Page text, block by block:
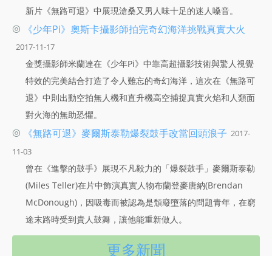
新片《無路可退》中展現滄桑又男人味十足的迷人嗓音。
◎ 《少年Pi》奧斯卡攝影師拍完奇幻海洋挑戰真實大火
2017-11-17
金獎攝影師米蘭達在《少年Pi》中靠高超攝影技術與驚人視覺
特效的完美結合打造了令人難忘的奇幻海洋，這次在《無路可
退》中則出動空拍無人機和直升機高空捕捉真實火焰和人類面
對火海的無助恐懼。
◎ 《無路可退》麥爾斯泰勒爆裂鼓手改當回頭浪子 2017-
11-03
曾在《進擊的鼓手》展現不凡毅力的「爆裂鼓手」麥爾斯泰勒
(Miles Teller)在片中飾演真實人物布蘭登麥唐納(Brendan
McDonough)，因吸毒而被認為是頹廢墮落的問題青年，在窮
途末路時受到貴人鼓舞，讓他能重新做人。
更多新聞